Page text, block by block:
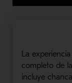
La
completo de
incluye